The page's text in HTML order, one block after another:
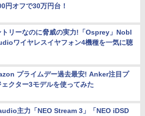
円オフで30万円台！
トリーなのに脅威の実力!「Osprey」Nobl
ワイヤレスイヤフォン4機種を一気に聴
プライムデー過去最安! Anker注目プ
ェクター3モデルを使ってみた
主力「NEO Stream 3」「NEO iDSD